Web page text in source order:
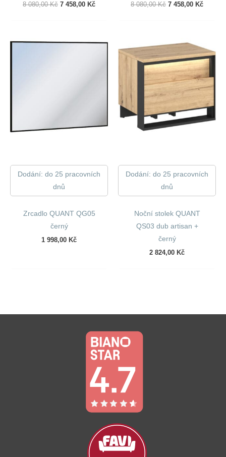
8 080,00Kč Původní
7 458,00 KčAktuální
8 080,00Kč Původní
7 458,00 Kč
Dodání: do 25 pracovních
dnů
Zrcadlo QUANT QG05
černý
1 998,00 Kč
Dodání: do 25 pracovních
dnů
Noční stolek QUANT
QS03 dub artisan +
černý
2 824,00 Kč